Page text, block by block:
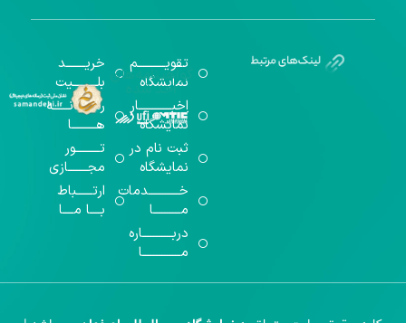
تقویــــــــــم
نمایشگاه
اخبــــــــــــار
نمایشگاه
ثبت نام در
نمایشگاه
خـــــــــــدمات
مــــــــــا
دربـــــــــــاره
مــــــــــــــا
خریـــــــد
بلـــــــــیت
رســـــانــــــه
هـــــــــا
تـــــــــور
مجـــــــازی
ارتــــــباط
بــــا مــــا
گواهینامه‌های
اخذ شده